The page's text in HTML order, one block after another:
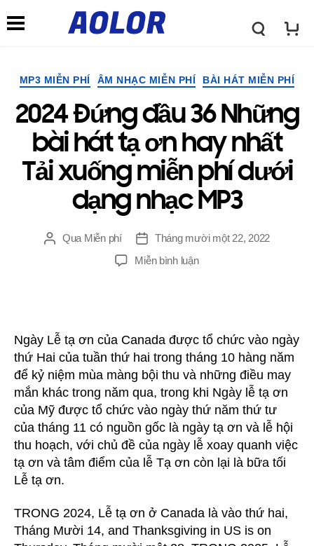
L
g
A
o
o
r
Thể
MP3 MIỄN PHÍ ÂM NHẠC MIỄN PHÍ BÀI HÁT MIỄN PHÍ
2024 Đứng đầu 36 Những
bài hát tạ ơn hay nhất
Tải xuống miễn phí dưới
dạng nhạc MP3
ĐăngQua Miễn phí
Ngay
gưỉ
Tháng mười một 22, 2022
Miễn bình luậnTRÊN
Những
bài
hát
tạ
ơn
hay
nhất
Tải
xuống
dưới
nhạc
Ngày Lễ tạ ơn của Canada được tổ chức vào ngày
thứ Hai của tuần thứ hai trong tháng 10 hàng năm
để kỷ niệm mùa màng bội thu và những điều may
mắn khác trong năm qua, trong khi Ngày lễ tạ ơn
của Mỹ được tổ chức vào ngày thứ năm thứ tư
của tháng 11 có nguồn gốc là ngày tạ ơn và lễ hội
thu hoạch, với chủ đề của ngày lễ xoay quanh việc
tạ ơn và tâm điểm của lễ Tạ ơn còn lại là bữa tối
Lễ tạ ơn.
TRONG 2024, Lễ tạ ơn ở Canada là vào thứ hai,
Tháng Mười 14, and Thanksgiving in US is on